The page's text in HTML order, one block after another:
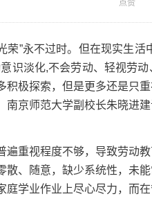
点赞
”永不过时。但在现实生活
识淡化,不会劳动、轻视劳动
极探索，但是更多还是只
京师范大学副校长朱晓进
重视程度不够，导致劳动教
、随意，缺少系统性，未
学业作业上尽心尽力，而